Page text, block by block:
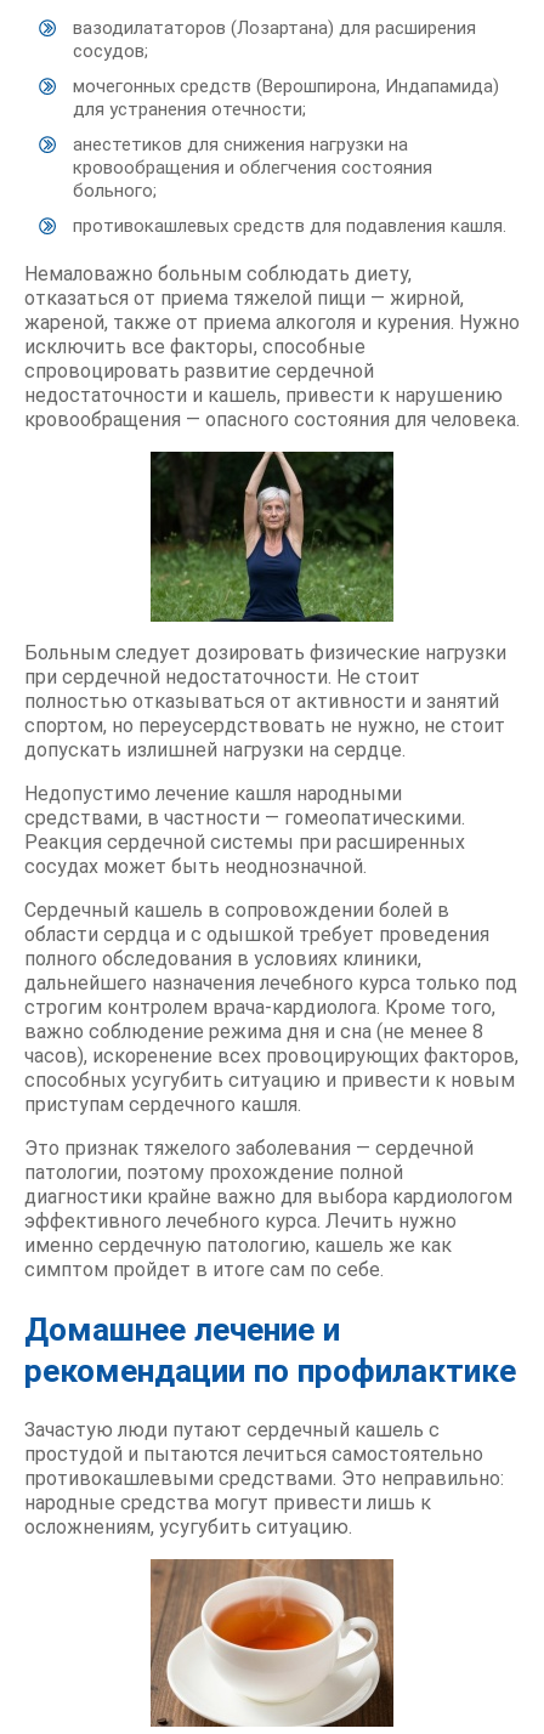
вазодилататоров (Лозартана) для расширения
сосудов;
мочегонных средств (Верошпирона, Индапамида)
для устранения отечности;
анестетиков для снижения нагрузки на
кровообращения и облегчения состояния
больного;
противокашлевых средств для подавления кашля.
Немаловажно больным соблюдать диету,
отказаться от приема тяжелой пищи — жирной,
жареной, также от приема алкоголя и курения. Нужно
исключить все факторы, способные
спровоцировать развитие сердечной
недостаточности и кашель, привести к нарушению
кровообращения — опасного состояния для человека.
Больным следует дозировать физические нагрузки
при сердечной недостаточности. Не стоит
полностью отказываться от активности и занятий
спортом, но переусердствовать не нужно, не стоит
допускать излишней нагрузки на сердце.
Недопустимо лечение кашля народными
средствами, в частности — гомеопатическими.
Реакция сердечной системы при расширенных
сосудах может быть неоднозначной.
Сердечный кашель в сопровождении болей в
области сердца и с одышкой требует проведения
полного обследования в условиях клиники,
дальнейшего назначения лечебного курса только под
строгим контролем врача-кардиолога. Кроме того,
важно соблюдение режима дня и сна (не менее 8
часов), искоренение всех провоцирующих факторов,
способных усугубить ситуацию и привести к новым
приступам сердечного кашля.
Это признак тяжелого заболевания — сердечной
патологии, поэтому прохождение полной
диагностики крайне важно для выбора кардиологом
эффективного лечебного курса. Лечить нужно
именно сердечную патологию, кашель же как
симптом пройдет в итоге сам по себе.
Домашнее лечение и
рекомендации по профилактике
Зачастую люди путают сердечный кашель с
простудой и пытаются лечиться самостоятельно
противокашлевыми средствами. Это неправильно:
народные средства могут привести лишь к
осложнениям, усугубить ситуацию.